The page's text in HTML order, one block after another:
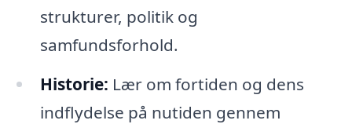
strukturer, politik og
samfundsforhold.
Historie: Lær om fortiden og dens
indflydelse på nutiden gennem